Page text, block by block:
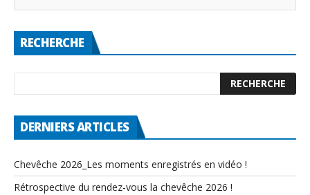
RECHERCHE
DERNIERS ARTICLES
Chevêche 2026_Les moments enregistrés en vidéo !
Rétrospective du rendez-vous la chevêche 2026 !